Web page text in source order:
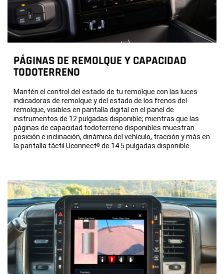
PÁGINAS DE REMOLQUE Y CAPACIDAD
TODOTERRENO
Mantén el control del estado de tu remolque con las luces
indicadoras de remolque y del estado de los frenos del
remolque, visibles en pantalla digital en el panel de
instrumentos de 12 pulgadas disponible; mientras que las
páginas de capacidad todoterreno disponibles muestran
posición e inclinación, dinámica del vehículo, tracción y más en
la pantalla táctil Uconnect® de 14.5 pulgadas disponible.